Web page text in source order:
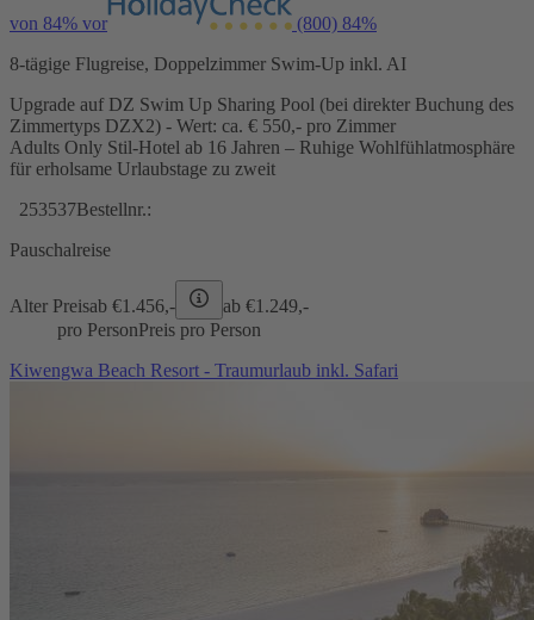
von 84% vor (800) 84%
8-tägige Flugreise, Doppelzimmer Swim-Up inkl. AI
Upgrade auf DZ Swim Up Sharing Pool (bei direkter Buchung des
Zimmertyps DZX2) - Wert: ca. € 550,- pro Zimmer
Adults Only Stil-Hotel ab 16 Jahren – Ruhige Wohlfühlatmosphäre
für erholsame Urlaubstage zu zweit
253537Bestellnr.:
Pauschalreise
Alter Preisab €1.456,- ab €1.249,-
pro PersonPreis pro Person
Kiwengwa Beach Resort - Traumurlaub inkl. Safari